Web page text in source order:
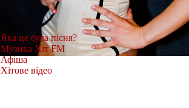
Яка це була пісня?
Музика Хіт FM
Афіша
Хітове відео